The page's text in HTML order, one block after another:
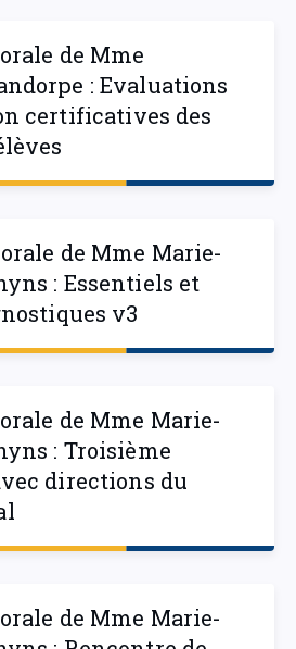
de Mme
: Evaluations
certificatives des
de Mme Marie-
: Essentiels et
v3
de Mme Marie-
: Troisième
directions du
de Mme Marie-